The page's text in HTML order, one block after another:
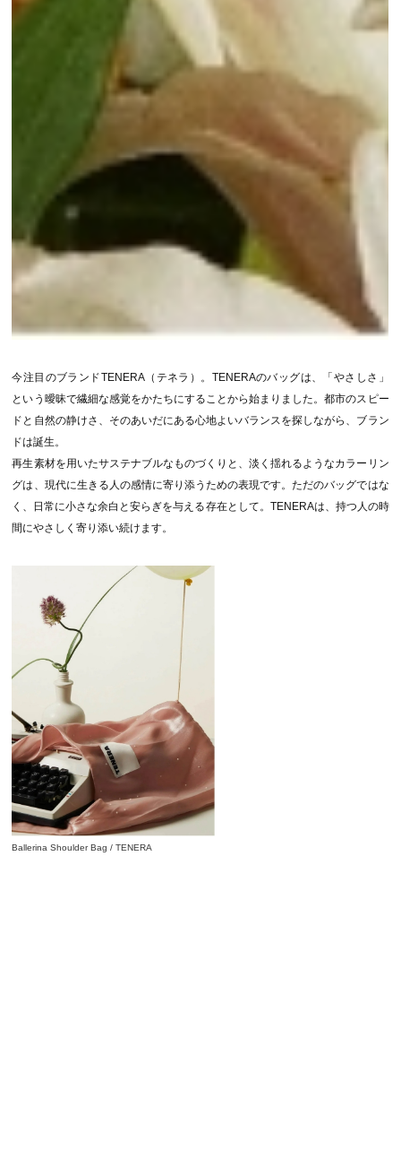
今注目のブランドTENERA（テネラ）。TENERAのバッグは、「やさしさ」
という曖昧で繊細な感覚をかたちにすることから始まりました。都市のスピー
ドと自然の静けさ、そのあいだにある心地よいバランスを探しながら、ブラン
ドは誕生。
再生素材を用いたサステナブルなものづくりと、淡く揺れるようなカラーリン
グは、現代に生きる人の感情に寄り添うための表現です。ただのバッグではな
く、日常に小さな余白と安らぎを与える存在として。TENERAは、持つ人の時
間にやさしく寄り添い続けます。
Ballerina Shoulder Bag / TENERA